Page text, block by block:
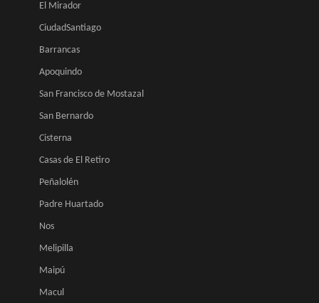
El Mirador
CiudadSantiago
Barrancas
Apoquindo
San Francisco de Mostazal
San Bernardo
Cisterna
Casas de El Retiro
Peñalolén
Padre Huartado
Nos
Melipilla
Maipú
Macul